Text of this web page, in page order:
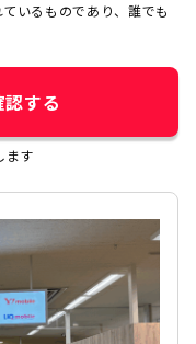
いるものであり、誰でも
する
ます